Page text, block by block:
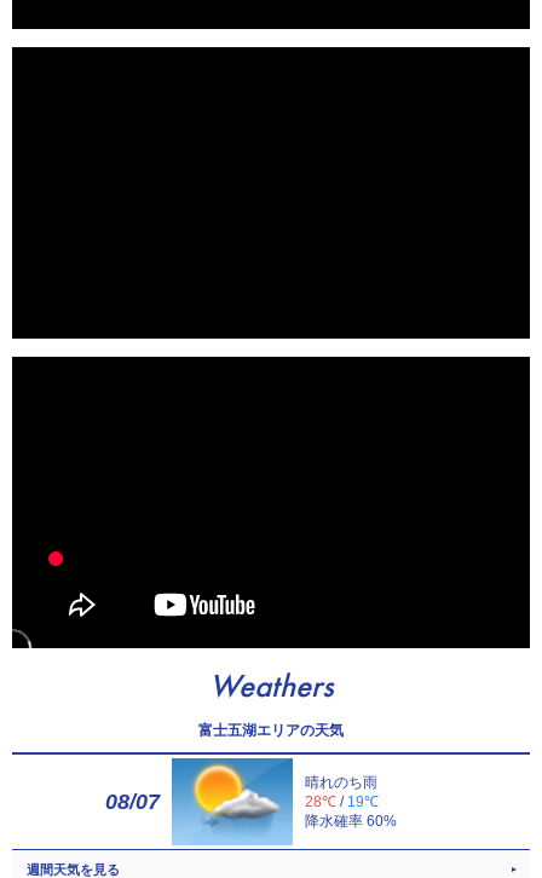
Weathers
富士五湖エリアの天気
08/07
晴れのち雨
28℃ / 19℃
降水確率 60%
週間天気を見る